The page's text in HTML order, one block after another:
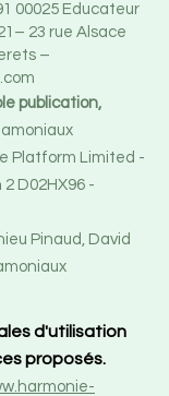
00025 Educateur
23 rue Alsace
–
publication,
Platform Limited -
2 D02HX96 -
Pinaud, David
d'utilisation
proposés.